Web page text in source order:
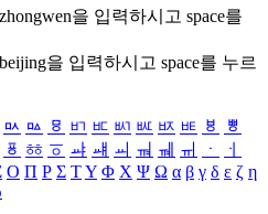
zhongwen을 입력하시고 space를
beijing을 입력하시고 space를 누르
ㅯ ㅰ ㅱ ㅲ ㅳ ㅴ ㅵ ㅶ ㅷ ㅸ
ㅹ
ㆄ ㆅ ㆆ ㆇ ㆈ ㆉ ㆊ ㆋ ㆌ ㆍ
ㆎ
Ο Π Ρ Σ ΤΥ Φ Χ Ψ Ω α β γ δ ε ζ η